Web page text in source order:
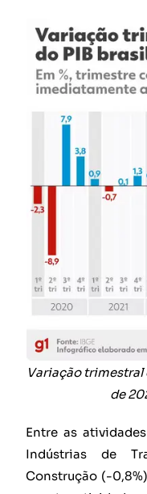
Variação trimestral
de
Entre as
Indústrias de
Construção (-